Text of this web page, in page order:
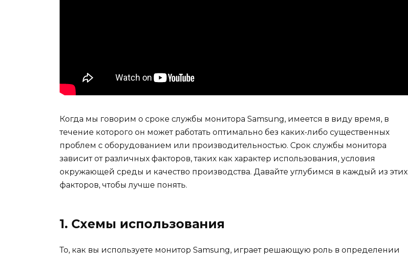
Когда мы говорим о сроке службы монитора Samsung, имеется в виду время, в
течение которого он может работать оптимально без каких-либо существенных
проблем с оборудованием или производительностью. Срок службы монитора
зависит от различных факторов, таких как характер использования, условия
окружающей среды и качество производства. Давайте углубимся в каждый из этих
факторов, чтобы лучше понять.
1. Схемы использования
То, как вы используете монитор Samsung, играет решающую роль в определении